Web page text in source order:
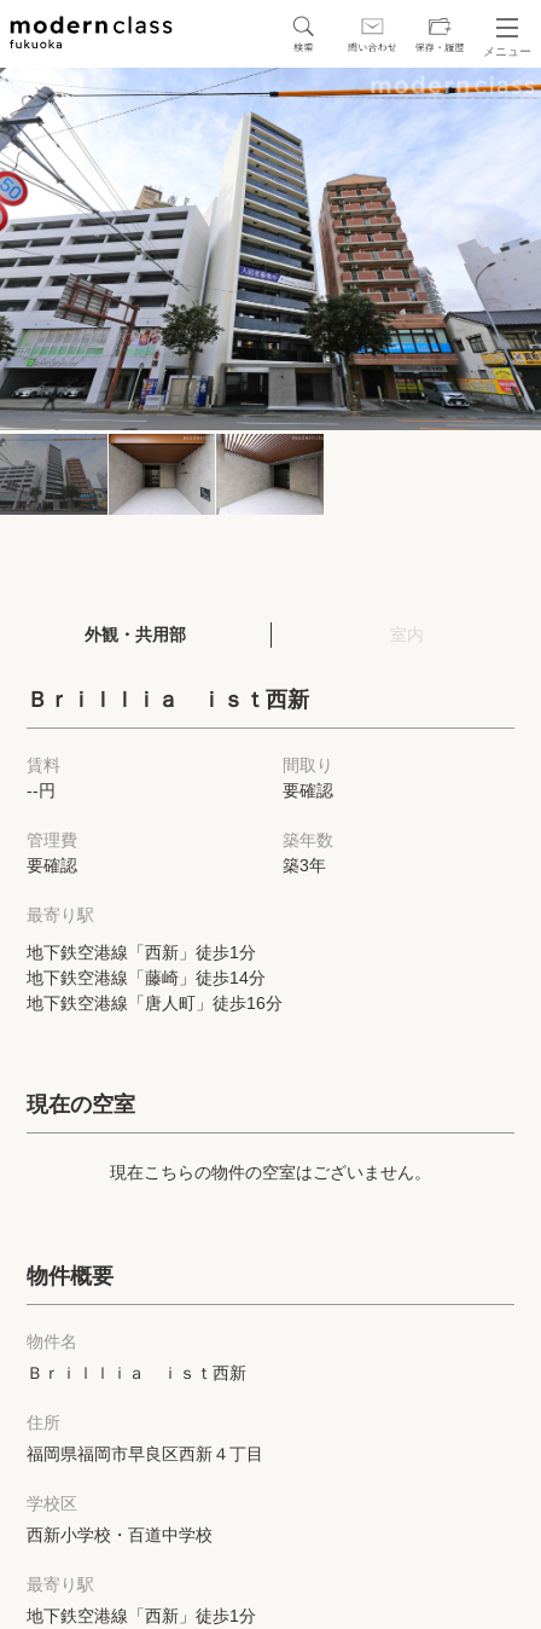
メニュー
SEARCH
地図から探す 駅・路線から探す
区から探す
人気エリアから探す
アクセスランキング
保存した検索条件
店舗・スタッフ紹介
希望条件を伝えてプロに探してもらう
来店予約
各種お問い合わせ
高級賃貸物件コラム modern classについて
プライバシーポリシー
外観・共用部 室内
Ｂｒｉｌｌｉａ ｉｓｔ西新
賃料
--円
間取り
要確認
管理費
要確認
築年数
築3年
最寄り駅
地下鉄空港線「西新」徒歩1分
地下鉄空港線「藤崎」徒歩14分
地下鉄空港線「唐人町」徒歩16分
現在の空室
現在こちらの物件の空室はございません。
物件概要
物件名
Ｂｒｉｌｌｉａ ｉｓｔ西新
住所
福岡県福岡市早良区西新４丁目
学校区
西新小学校・百道中学校
最寄り駅
地下鉄空港線「西新」徒歩1分